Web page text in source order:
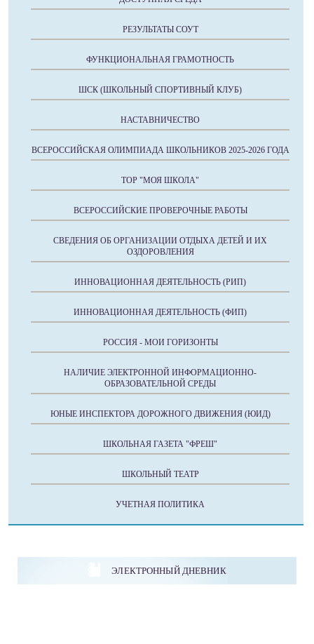
РЕЗУЛЬТАТЫ СОУТ
ФУНКЦИОНАЛЬНАЯ ГРАМОТНОСТЬ
ШСК (ШКОЛЬНЫЙ СПОРТИВНЫЙ КЛУБ)
НАСТАВНИЧЕСТВО
ВСЕРОССИЙСКАЯ ОЛИМПИАДА ШКОЛЬНИКОВ 2025-2026 ГОДА
ТОР "МОЯ ШКОЛА"
ВСЕРОССИЙСКИЕ ПРОВЕРОЧНЫЕ РАБОТЫ
СВЕДЕНИЯ ОБ ОРГАНИЗАЦИИ ОТДЫХА ДЕТЕЙ И ИХ
ОЗДОРОВЛЕНИЯ
ИННОВАЦИОННАЯ ДЕЯТЕЛЬНОСТЬ (РИП)
ИННОВАЦИОННАЯ ДЕЯТЕЛЬНОСТЬ (ФИП)
РОССИЯ - МОИ ГОРИЗОНТЫ
НАЛИЧИЕ ЭЛЕКТРОННОЙ ИНФОРМАЦИОННО-
ОБРАЗОВАТЕЛЬНОЙ СРЕДЫ
ЮНЫЕ ИНСПЕКТОРА ДОРОЖНОГО ДВИЖЕНИЯ (ЮИД)
ШКОЛЬНАЯ ГАЗЕТА "ФРЕШ"
ШКОЛЬНЫЙ ТЕАТР
УЧЕТНАЯ ПОЛИТИКА
ЭЛЕКТРОННЫЙ ДНЕВНИК